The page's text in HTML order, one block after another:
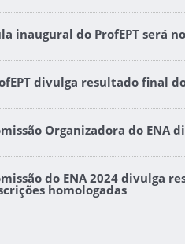
inaugural do ProfEPT será
divulga resultado final
Organizadora do ENA
do ENA 2024 divulga
homologadas